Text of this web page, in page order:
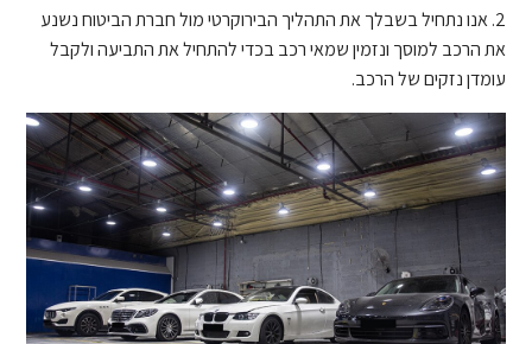
2. אנו נתחיל בשבלך את התהליך הבירוקרטי מול חברת הביטוח נשנע
את הרכב למוסך ונזמין שמאי רכב בכדי להתחיל את התביעה ולקבל
עומדן נזקים של הרכב.